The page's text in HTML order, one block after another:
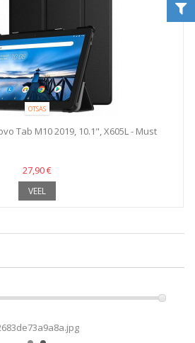
OTSAS
Tab M10 2019, 10.1", X605L - Must
27,90 €
VEEL